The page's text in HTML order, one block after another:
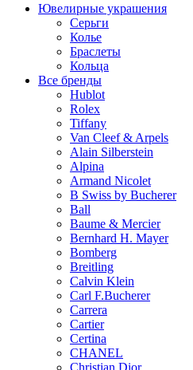
Ювелирные украшения
Серьги
Колье
Браслеты
Кольца
Все бренды
Hublot
Rolex
Tiffany
Van Cleef & Arpels
Alain Silberstein
Alpina
Armand Nicolet
B Swiss by Bucherer
Ball
Baume & Mercier
Bernhard H. Mayer
Bomberg
Breitling
Calvin Klein
Carl F.Bucherer
Carrera
Cartier
Certina
CHANEL
Christian Dior